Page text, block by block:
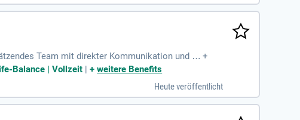
Team mit direkter Kommunikation und fla +
Balance | Vollzeit |+weitere Benefits
Heute veröffentlicht